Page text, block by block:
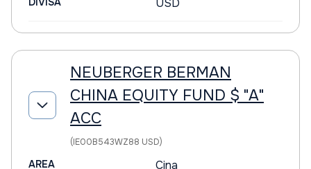
USD
NEUBERGER BERMAN
CHINA EQUITY FUND $ "A"
ACC
(IE00B543WZ88 USD)
AREA Cina